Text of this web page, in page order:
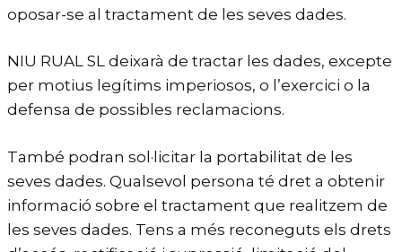
oposar-se al tractament de les seves dades.
NIU RUAL SL deixarà de tractar les dades, excepte
per motius legítims imperiosos, o l’exercici o la
defensa de possibles reclamacions.
També podran sol·licitar la portabilitat de les
seves dades. Qualsevol persona té dret a obtenir
informació sobre el tractament que realitzem de
les seves dades. Tens a més reconeguts els drets